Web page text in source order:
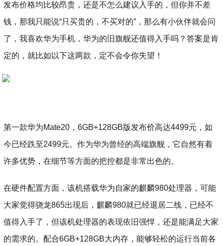
发布价格均比较昂贵，还是不怎么建议入手的，但你并不差
钱，那我只能说“只买贵的，不买对的”，那么有小伙伴就会问
了，我喜欢华为手机，华为的旧旗舰还值得入手吗？答案是肯
定的，就比如以下这两款，定不会令你失望！
第一款华为Mate20，6GB+128GB版发布价高达4499元，如
今已经跌至2499元。作为华为曾经的高端旗舰，它自然有着
许多优势，在细节等方面的把控都是非常出色的。
在硬件配置方面，该机搭载华为自家的麒麟980处理器，可能
大家觉得骁龙865出现后，麒麟980就已经退居二线，已经不
值得入手了，但该机处理器的表现依旧强悍，还是能满足大家
的需求的。配合6GB+128GB大内存，能够轻松的运行当前各